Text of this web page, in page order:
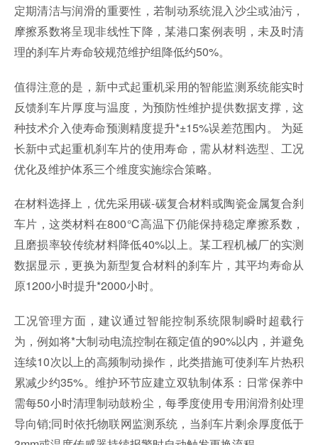
定期清洁与润滑的重要性，若制动系统混入沙尘或油污，
摩擦系数将呈现非线性下降，某港口案例表明，未及时清
理的刹车片寿命较规范维护组降低约50%。
值得注意的是，新中式起重机采用的智能监测系统能实时
反馈刹车片厚度与温度，为预防性维护提供数据支撑，这
种技术介入使寿命预测精度提升*±15%误差范围内。 为延
长新中式起重机刹车片的使用寿命，需从材料选型、工况
优化及维护体系三个维度实施综合策略。
在材料选择上，优先采用碳-碳复合材料或陶瓷金属复合刹
车片，这类材料在800℃高温下仍能保持稳定摩擦系数，
且磨损率较传统材料降低40%以上。某工程机械厂的实测
数据显示，更换为新型复合材料的刹车片，其平均寿命从
原1200小时提升*2000小时。
工况管理方面，建议通过智能控制系统限制瞬时超载行
为，例如将*大制动电流控制在额定值的90%以内，并避免
连续10次以上的高频制动操作，此类措施可使刹车片热积
累减少约35%。维护环节应建立双轨制体系：日常保养中
需每50小时清理制动鼓粉尘，每季度使用专用润滑剂处理
导向销;同时依托物联网监测系统，当刹车片剩余厚度低于